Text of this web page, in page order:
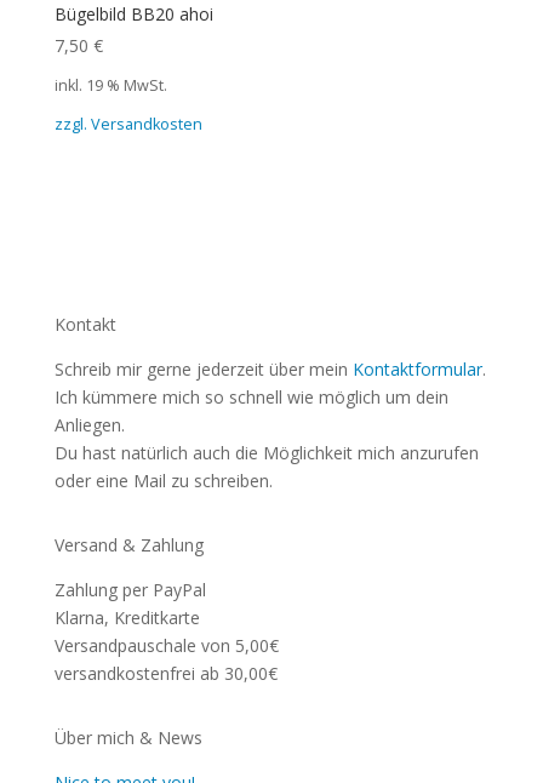
Bügelbild BB20 ahoi
7,50 €
inkl. 19 % MwSt.
zzgl. Versandkosten
Kontakt
Schreib mir gerne jederzeit über mein Kontaktformular.
Ich kümmere mich so schnell wie möglich um dein
Anliegen.
Du hast natürlich auch die Möglichkeit mich anzurufen
oder eine Mail zu schreiben.
Versand & Zahlung
Zahlung per PayPal
Klarna, Kreditkarte
Versandpauschale von 5,00€
versandkostenfrei ab 30,00€
Über mich & News